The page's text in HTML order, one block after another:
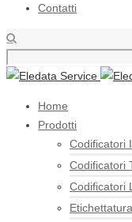
Contatti
Home
Prodotti
Codificatori
Codificatori
Codificatori